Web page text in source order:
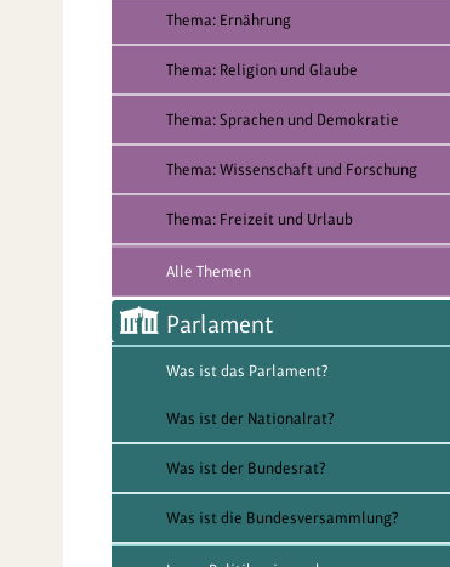
Thema: Ernährung
Thema: Religion und Glaube
Thema: Sprachen und Demokratie
Thema: Wissenschaft und Forschung
Thema: Freizeit und Urlaub
Alle Themen
Parlament
Was ist das Parlament?
Was ist der Nationalrat?
Was ist der Bundesrat?
Was ist die Bundesversammlung?